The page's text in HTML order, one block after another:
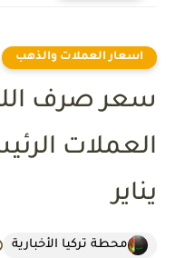
اسعار العملات والذهب
سعر صرف
يناير
محطة تركيا الأخبارية